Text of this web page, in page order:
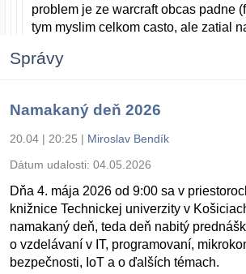
problem je ze warcraft obcas padne
tym myslim celkom casto, ale zatial
Správy
Namakaný deň 2026
20.04 | 20:25 | Miroslav Bendík
Dátum udalosti: 04.05.2026
Dňa 4. mája 2026 od 9:00 sa v
knižnice Technickej univerzity v
namakaný deň, teda deň nabitý
o vzdelávaní v IT, programovaní,
bezpečnosti, IoT a o ďalších témach.